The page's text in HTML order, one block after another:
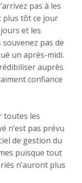
pas à les
plus tôt ce jour
et les
pas de
un après-midi.
auprès
confiance
toutes les
n’est pas prévu
de gestion du
puisque tout
n’auront plus